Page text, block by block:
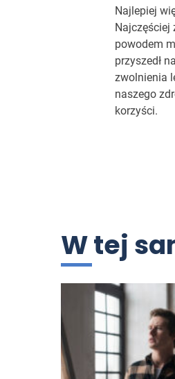
Najlepiej
Najczęściej
powodem
przyszedł
zwolnienia
naszego
korzyści.
W tej